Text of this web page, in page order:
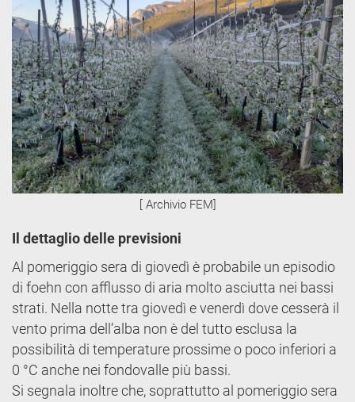
[ Archivio FEM]
Il dettaglio delle previsioni
Al pomeriggio sera di giovedì è probabile un episodio
di foehn con afflusso di aria molto asciutta nei bassi
strati. Nella notte tra giovedì e venerdì dove cesserà il
vento prima dell’alba non è del tutto esclusa la
possibilità di temperature prossime o poco inferiori a
0 °C anche nei fondovalle più bassi.
Si segnala inoltre che, soprattutto al pomeriggio sera